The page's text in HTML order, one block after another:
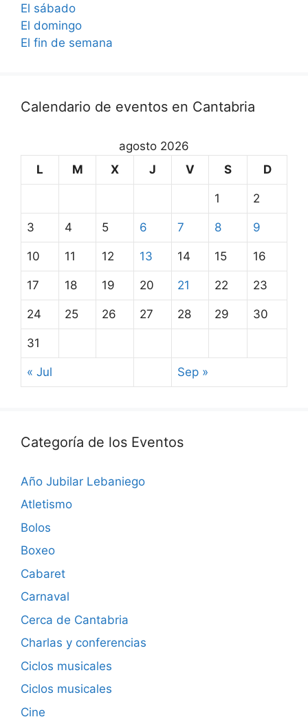
El sábado
El domingo
El fin de semana
Calendario de eventos en Cantabria
agosto 2026
L
M X J V S D
1 2
3 4 5 6 7 8 9
10 11 12 13 14 15 16
17 18 19 20 21 22 23
24 25 26 27 28 29 30
31
« Jul Sep »
Categoría de los Eventos
Año Jubilar Lebaniego
Atletismo
Bolos
Boxeo
Cabaret
Carnaval
Cerca de Cantabria
Charlas y conferencias
Ciclos musicales
Ciclos musicales
Cine